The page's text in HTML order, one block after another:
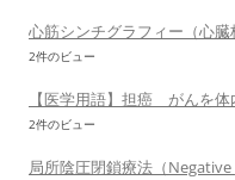
心筋シンチグラフィー（心臓
2件のビュー
【医学用語】担癌 がんを
2件のビュー
局所陰圧閉鎖療法（